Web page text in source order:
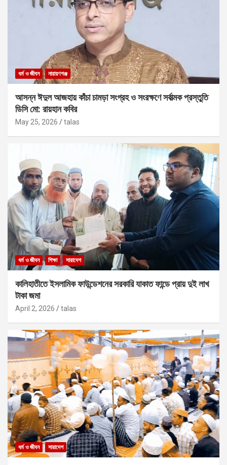
ধর্ম ও জীবন নারায়ণগঞ্জ
আসন্ন ঈদুল আজহায় কাঁচা চামড়া সংগ্রহ ও সংরক্ষণে সর্বাত্মক প্রস্তুতি
ডিসি মো: রায়হান কবির
May 25, 2026 talas
ধর্ম ও জীবন শিক্ষা সারাদেশ
কালিহাতীতে ইসলামিক ফাউন্ডেশনের সরকারি যাকাত ফান্ডে প্রায় দুই লাখ
টাকা জমা
April 2, 2026 talas
ধর্ম ও জীবন সারাদেশ